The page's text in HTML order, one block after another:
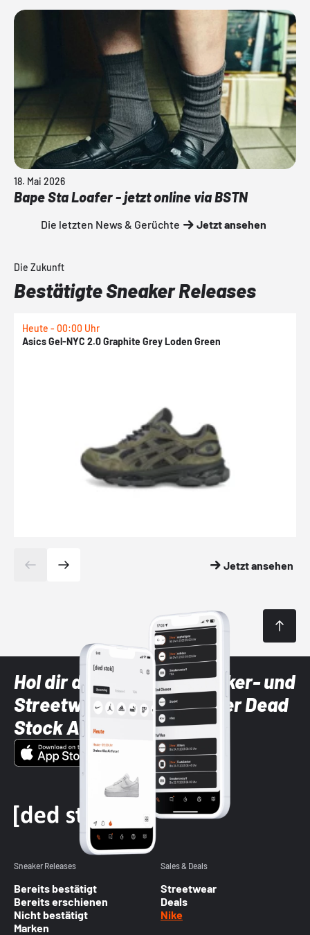
18. Mai 2026
Bape Sta Loafer - jetzt online via BSTN
Die letzten News & Gerüchte Jetzt ansehen
Die Zukunft
Bestätigte Sneaker Releases
Heute - 00:00 Uhr
Asics Gel-NYC 2.0 Graphite Grey Loden Green
Jetzt ansehen
Hol dir die neuesten Sneaker- und
Streetwear-Brands mit der Dead
Stock App
Sneaker Releases
Bereits bestätigt
Bereits erschienen
Nicht bestätigt
Marken
Sales & Deals
Streetwear
Deals
Nike